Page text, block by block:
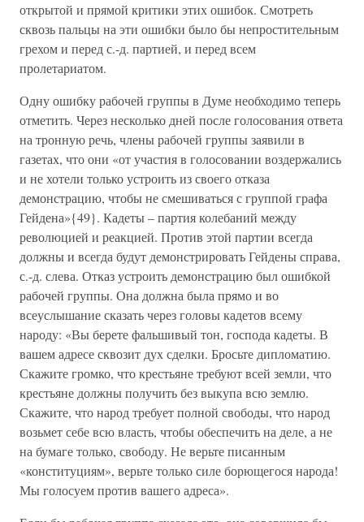
открытой и прямой критики этих ошибок. Смотреть
сквозь пальцы на эти ошибки было бы непростительным
грехом и перед с.-д. партией, и перед всем
пролетариатом.
Одну ошибку рабочей группы в Думе необходимо теперь
отметить. Через несколько дней после голосования ответа
на тронную речь, члены рабочей группы заявили в
газетах, что они «от участия в голосовании воздержались
и не хотели только устроить из своего отказа
демонстрацию, чтобы не смешиваться с группой графа
Гейдена»{49}. Кадеты – партия колебаний между
революцией и реакцией. Против этой партии всегда
должны и всегда будут демонстрировать Гейдены справа,
с.-д. слева. Отказ устроить демонстрацию был ошибкой
рабочей группы. Она должна была прямо и во
всеуслышание сказать через головы кадетов всему
народу: «Вы берете фальшивый тон, господа кадеты. В
вашем адресе сквозит дух сделки. Бросьте дипломатию.
Скажите громко, что крестьяне требуют всей земли, что
крестьяне должны получить без выкупа всю землю.
Скажите, что народ требует полной свободы, что народ
возьмет себе всю власть, чтобы обеспечить на деле, а не
на бумаге только, свободу. Не верьте писанным
«конституциям», верьте только силе борющегося народа!
Мы голосуем против вашего адреса».